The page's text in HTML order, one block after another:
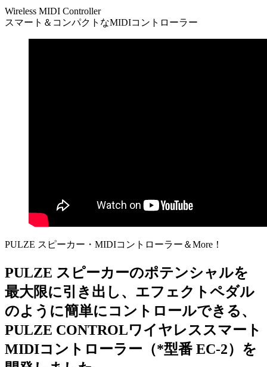
Wireless MIDI Controller
スマート＆コンパクトなMIDIコントローラー
PULZE スピーカー・MIDIコントローラー＆More！
PULZE スピーカーのポテンシャルを
最大限に引き出し、エフェクトペダル
のように簡単にコントロールできる、
PULZE CONTROLワイヤレススマート
MIDIコントローラー（*型番 EC-2）を